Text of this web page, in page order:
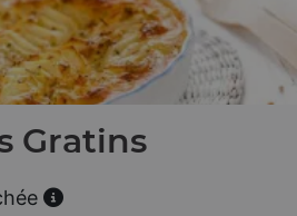
Gratins